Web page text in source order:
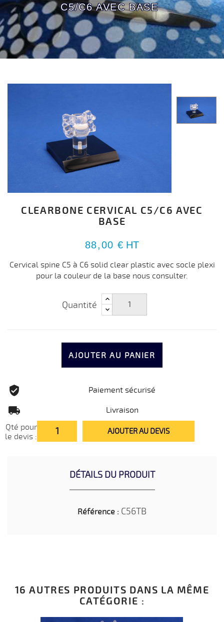
C5/C6 AVEC BASE
CLEARBONE CERVICAL C5/C6 AVEC
BASE
88,00 € HT
Cervical spine C5 à C6 solid clear plastic avec socle plexi
pour la couleur de la base nous consulter.
Quantité
AJOUTER AU PANIER
Paiement sécurisé
Livraison
Qté pour
le devis :
AJOUTER AU DEVIS
DÉTAILS DU PRODUIT
Référence : C56TB
16 AUTRES PRODUITS DANS LA MÊME
CATÉGORIE :